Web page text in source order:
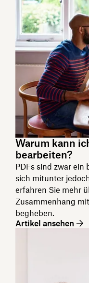
Warum kann
bearbeiten?
PDFs sind zwar ein
sich mitunter
erfahren Sie mehr
Zusammenhang
begheben.
Artikel ansehen